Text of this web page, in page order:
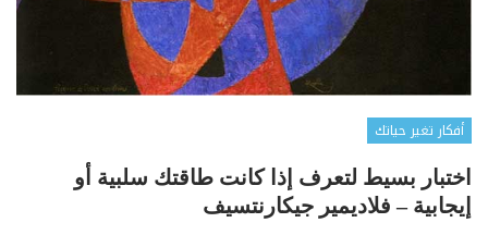
أفكار تغير حياتك
اختبار بسيط لتعرف إذا كانت طاقتك سلبية أو
إيجابية – فلاديمير جيكارنتسيف